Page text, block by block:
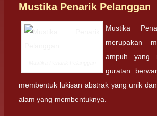
Mustika Penarik Pelanggan
Mustika
merupakan
ampuh yang
guratan
membentuk lukisan abstrak yang unik
alam yang membentuknya.